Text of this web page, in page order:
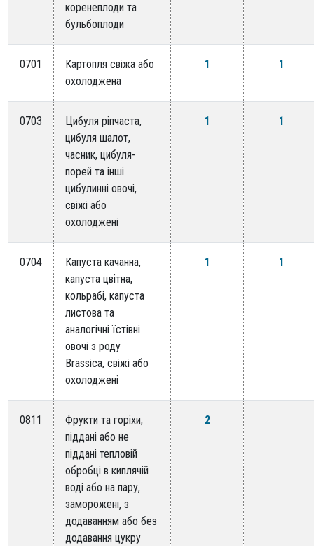
коренеплоди та
бульбоплоди
0701
Картопля свіжа або
охолоджена
1 1
0703
Цибуля ріпчаста,
цибуля шалот,
часник, цибуля-
порей та інші
цибулинні овочі,
свіжі або
охолоджені
1 1
0704
Капуста качанна,
капуста цвітна,
кольрабі, капуста
листова та
аналогічні їстівні
овочі з роду
Brassica, свіжі або
охолоджені
1 1
0811
Фрукти та горіхи,
піддані або не
піддані тепловій
обробці в киплячій
воді або на пару,
заморожені, з
додаванням або без
додавання цукру
2